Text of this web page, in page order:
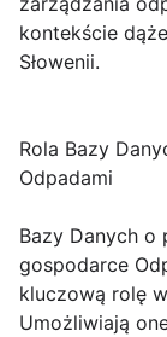
kontekście
Słowenii.
Rola Bazy
Odpadami
Bazy Danych o
gospodarce
kluczową rolę
Umożliwiają